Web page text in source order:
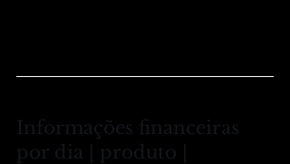
Informações financeiras
por dia | produto |